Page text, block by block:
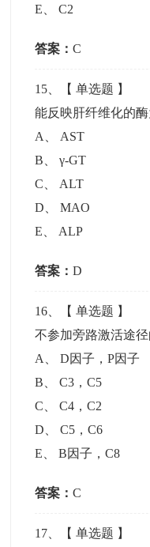
E 、C2
答案：C
15 、【单选题 】
能反映肝纤维化的
A
AST
B 、γ-GT
C
ALT
D 、MAO
E
ALP
答案：D
16 、【单选题 】
不参加旁路激活途
A
、D因子，P因子
B 、C3，C5
C 、C4，C2
D 、C5，C6
E 、B因子，C8
答案：C
17 、【单选题 】